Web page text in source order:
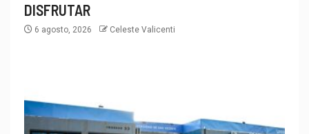
DISFRUTAR
6 agosto, 2026 Celeste Valicenti